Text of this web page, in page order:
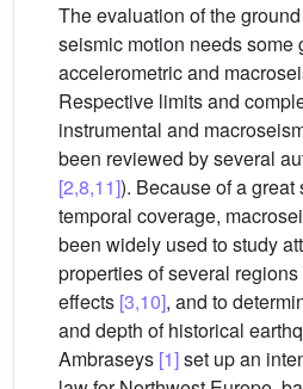
The evaluation of the
seismic motion needs some
accelerometric and
Respective limits and
instrumental and
been reviewed by several
[2,8,11]). Because of a
temporal coverage,
been widely used to study
properties of several regions
effects [3,10], and to
and depth of historical
Ambraseys [1]set up an